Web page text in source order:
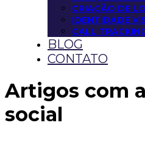
CRIAÇÃO DE
IDENTIDADE
CALL
BLOG
CONTATO
Artigos com
social